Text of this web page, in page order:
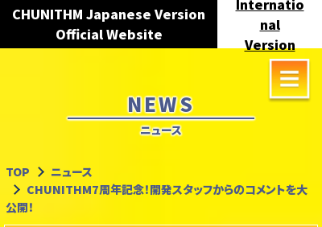
CHUNITHM Japanese Version
Official Website
nal
Version
NEWS
ニュース
TOP
ニュース
CHUNITHM7周年記念！開発スタッフからのコメントを大
公開！